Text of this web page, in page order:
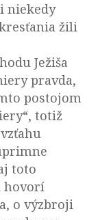
niekedy
žili
Ježiša
pravda,
postojom
totiž
toto
hovorí
o výzbroji